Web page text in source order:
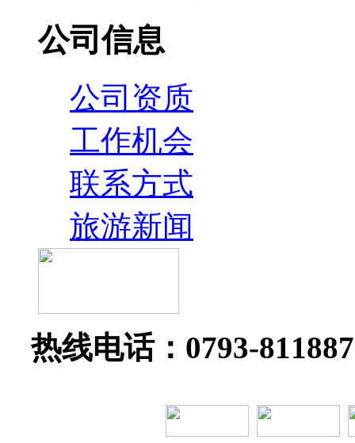
公司信息
公司资质
工作机会
联系方式
旅游新闻
热线电话：0793-